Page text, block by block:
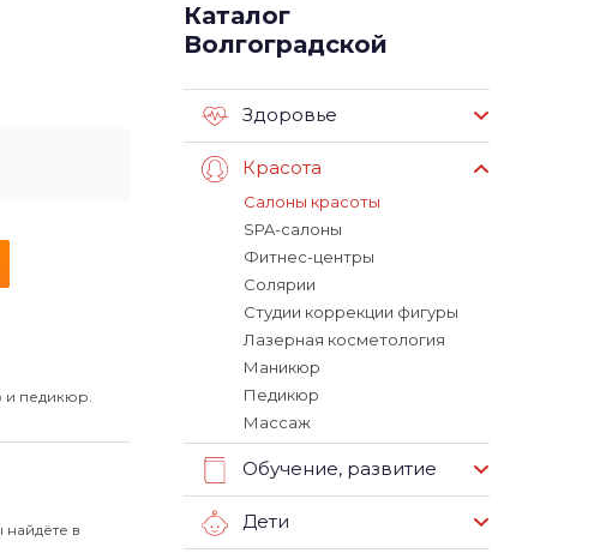
и педикюр.
в
Каталог
Волгоградской
Здоровье
Красота
Салоны красоты
SPA-салоны
Фитнес-центры
Солярии
Студии коррекции фигуры
Лазерная косметология
Маникюр
Педикюр
Массаж
Обучение, развитие
Дети